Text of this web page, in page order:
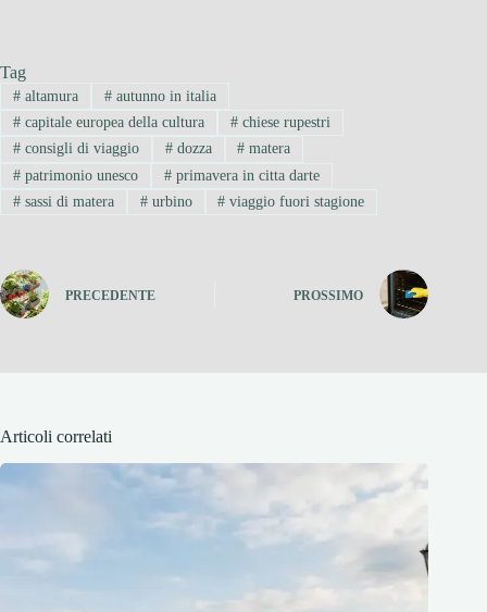
Tag
#altamura #autunno in italia
#capitale europea della cultura #chiese rupestri
#consigli di viaggio #dozza # matera
#patrimonio unesco #primavera in citta darte
#sassi di matera #urbino # viaggio fuori stagione
PRECEDENTE PROSSIMO
Articoli correlati